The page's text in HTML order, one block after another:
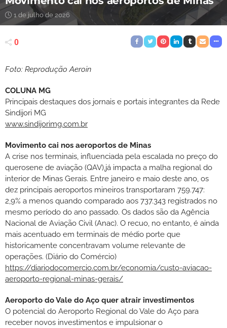
1 de julho de 2026
0
Foto: Reprodução Aeroin
COLUNA MG
Principais destaques dos jornais e portais integrantes da Rede
Sindijori MG
www.sindijorimg.com.br
Movimento cai nos aeroportos de Minas
A crise nos terminais, influenciada pela escalada no preço do
querosene de aviação (QAV),já impacta a malha regional do
interior de Minas Gerais. Entre janeiro e maio deste ano, os
dez principais aeroportos mineiros transportaram 759.747:
2,9% a menos quando comparado aos 737.343 registrados no
mesmo período do ano passado. Os dados são da Agência
Nacional de Aviação Civil (Anac). O recuo, no entanto, é ainda
mais acentuado em terminais de médio porte que
historicamente concentravam volume relevante de
operações. (Diário do Comércio)
https://diariodocomercio.com.br/economia/custo-aviacao-
aeroporto-regional-minas-gerais/
Aeroporto do Vale do Aço quer atrair investimentos
O potencial do Aeroporto Regional do Vale do Aço para
receber novos investimentos e impulsionar o